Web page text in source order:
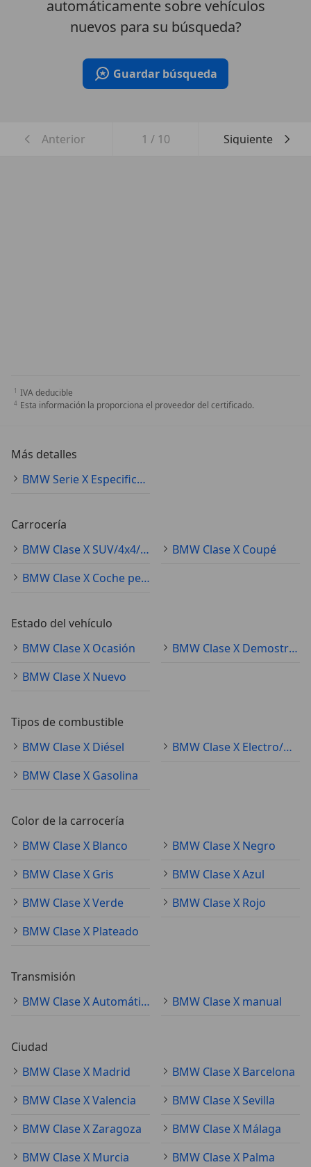
automáticamente sobre vehículos
nuevos para su búsqueda?
Guardar búsqueda
Anterior 1 / 10 Siguiente
IVA deducible
Esta información la proporciona el proveedor del certificado.
Más detalles
BMW Serie X Especificaciones técnicas
Carrocería
BMW Clase X SUV/4x4/Pickup
BMW Clase X Coupé
BMW Clase X Coche pequeño
Estado del vehículo
BMW Clase X Ocasión
BMW Clase X Demostración
BMW Clase X Nuevo
Tipos de combustible
BMW Clase X Diésel
BMW Clase X Electro/Gasolina
BMW Clase X Gasolina
Color de la carrocería
BMW Clase X Blanco
BMW Clase X Negro
BMW Clase X Gris
BMW Clase X Azul
BMW Clase X Verde
BMW Clase X Rojo
BMW Clase X Plateado
Transmisión
BMW Clase X Automático
BMW Clase X manual
Ciudad
BMW Clase X Madrid
BMW Clase X Barcelona
BMW Clase X Valencia
BMW Clase X Sevilla
BMW Clase X Zaragoza
BMW Clase X Málaga
BMW Clase X Murcia
BMW Clase X Palma